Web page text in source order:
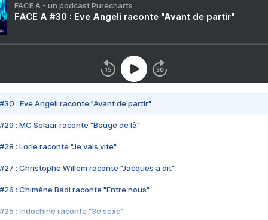
FACE A - un podcast Purecharts
FACE A #30 : Eve Angeli raconte "Avant de partir"
#30 : Eve Angeli raconte "Avant de partir"
#29 : MC Solaar raconte "Bouge de là"
#28 : Lorie raconte "Je vais vite"
#27 : Christophe Willem raconte "Jacques a dit"
#26 : Chimène Badi raconte "Entre nous"
#25 : Indochine raconte "3e sexe"